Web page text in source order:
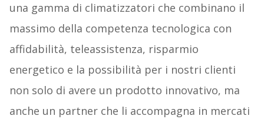
una gamma di climatizzatori che combinano il
massimo della competenza tecnologica con
affidabilità, teleassistenza, risparmio
energetico e la possibilità per i nostri clienti
non solo di avere un prodotto innovativo, ma
anche un partner che li accompagna in mercati